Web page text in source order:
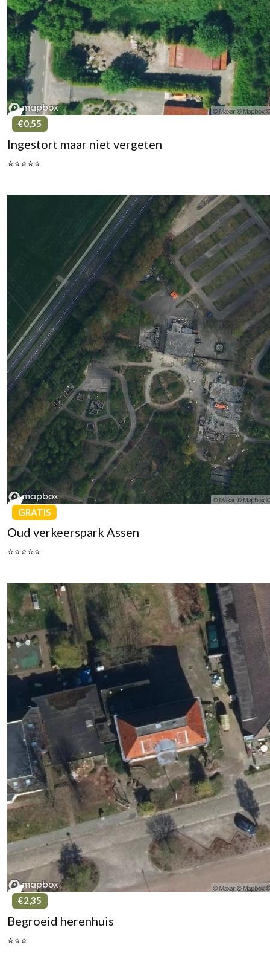
€0,55
Ingestort maar niet vergeten
⭐⭐⭐⭐⭐
GRATIS
Oud verkeerspark Assen
⭐⭐⭐⭐⭐
€2,35
Begroeid herenhuis
⭐⭐⭐